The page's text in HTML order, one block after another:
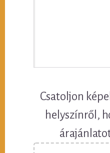
Csatoljon
helyszínről,